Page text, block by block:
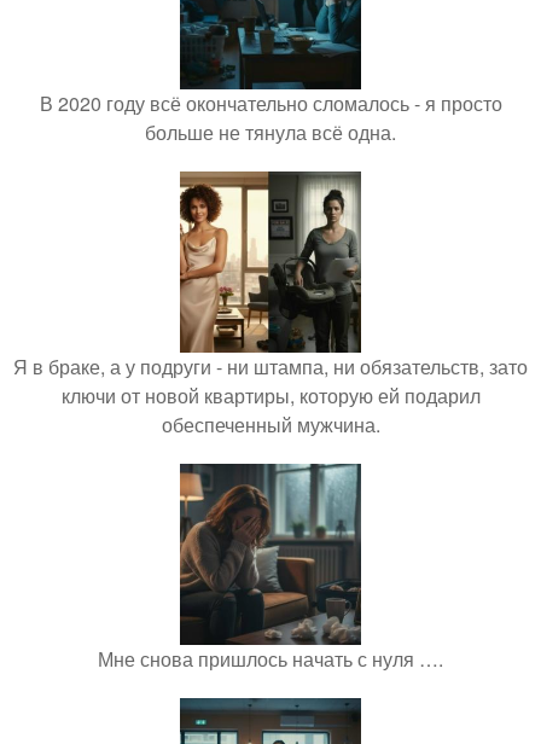
В 2020 году всё окончательно сломалось - я просто
больше не тянула всё одна.
Я в браке, а у подруги - ни штампа, ни обязательств, зато
ключи от новой квартиры, которую ей подарил
обеспеченный мужчина.
Мне снова пришлось начать с нуля ….